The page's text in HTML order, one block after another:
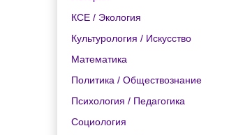
КСЕ / Экология
Культурология / Искусство
Математика
Политика / Обществознание
Психология / Педагогика
Социология